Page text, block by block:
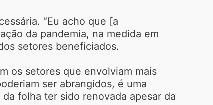
“Eu acho que [a
da pandemia, na medida em
setores beneficiados.
os setores que envolviam mais
ser abrangidos, é uma
folha ter sido renovada apesar da